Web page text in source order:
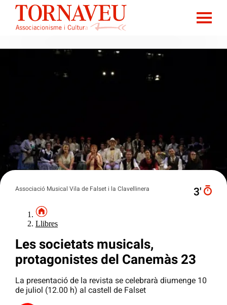
Associació Musical Vila de Falset i la Clavellinera 3′
Llibres
Les societats musicals,
protagonistes del Canemàs 23
La presentació de la revista se celebrarà diumenge 10
de juliol (12.00 h) al castell de Falset